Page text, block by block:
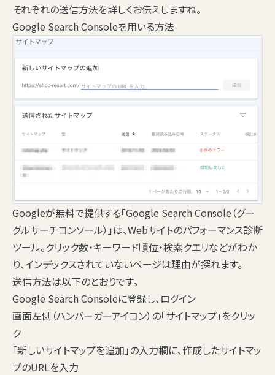
それぞれの送信方法を詳しくお伝えしますね。
Google Search Consoleを用いる方法
Googleが無料で提供する「Google Search Console（グー
グルサーチコンソール）」は、Webサイトのパフォーマンス診断
ツール。クリック数・キーワード順位・検索クエリなどがわか
り、インデックスされていないページは理由が探れます。
送信方法は以下のとおりです。
Google Search Consoleに登録し、ログイン
画面左側（ハンバーガーアイコン）の「サイトマップ」をクリッ
ク
「新しいサイトマップを追加」の入力欄に、作成したサイトマッ
プのURLを入力